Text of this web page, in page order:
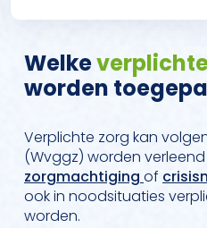
Welke
worden
Verplichte zorg kan
(Wvggz) worden
zorgmachtiging of
ook in noodsituaties
worden.